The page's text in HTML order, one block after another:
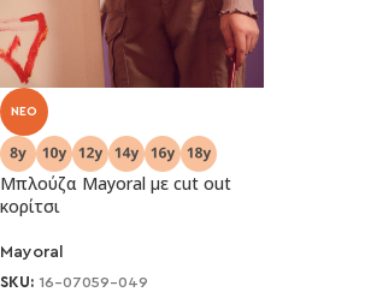
NEO
Μπλούζα Mayoral με cut out
κορίτσι
Mayoral
SKU: 16-07059-049